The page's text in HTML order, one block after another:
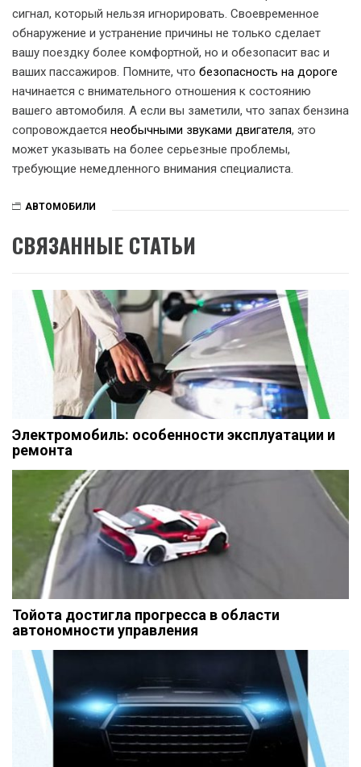
сигнал, который нельзя игнорировать. Своевременное
обнаружение и устранение причины не только сделает
вашу поездку более комфортной, но и обезопасит вас и
ваших пассажиров. Помните, что безопасность на дороге
начинается с внимательного отношения к состоянию
вашего автомобиля. А если вы заметили, что запах бензина
сопровождается необычными звуками двигателя, это
может указывать на более серьезные проблемы,
требующие немедленного внимания специалиста.
АВТОМОБИЛИ
СВЯЗАННЫЕ СТАТЬИ
Электромобиль: особенности эксплуатации и
ремонта
Тойота достигла прогресса в области
автономности управления